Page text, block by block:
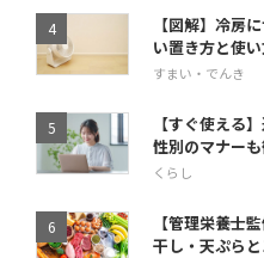
【図解】冷房
い置き方と使
すまい・でんき
【すぐ使える
性別のマナー
くらし
【管理栄養士
干し・天ぷら